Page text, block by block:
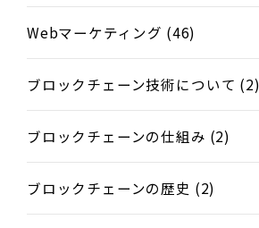
Webマーケティング (46)
ブロックチェーン技術について (2)
ブロックチェーンの仕組み (2)
ブロックチェーンの歴史 (2)